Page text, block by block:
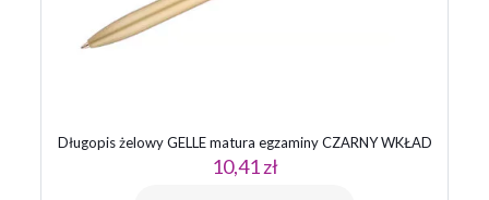
Długopis żelowy GELLE matura egzaminy CZARNY WKŁAD
10,41zł